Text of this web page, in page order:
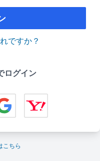
ですか？
ログイン
こちら